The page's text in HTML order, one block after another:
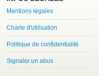
Mentions légales
Charte d'utilisation
Politique de confidentialité
Signaler un abus